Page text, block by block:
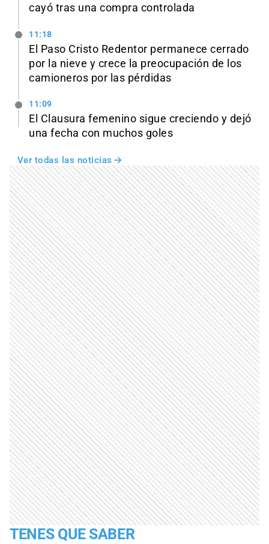
cayó tras una compra controlada
11:18
El Paso Cristo Redentor permanece cerrado
por la nieve y crece la preocupación de los
camioneros por las pérdidas
11:09
El Clausura femenino sigue creciendo y dejó
una fecha con muchos goles
Ver todas las noticias
TENES QUE SABER